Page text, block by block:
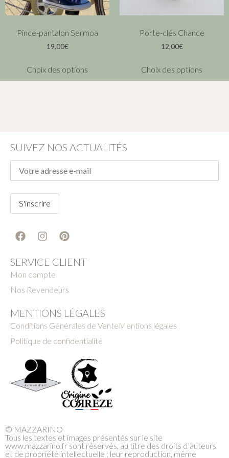
Pince-pantalon Sermoa
19,00€
Choix des options
Porte-clés Chance
12,00€
Choix des options
SUIVEZ NOS ACTUALITÉS
SERVICE CLIENT
Mon compte
Nos Revendeurs
MENTIONS LÉGALES
Conditions Générales de VenteMentions légales
Politique de confidentialité
© MAZZARINO
Tous les textes et images présentés sur le site
www.mazzarino.fr sont réservés, au titre des droits d’auteurs
et de propriété intellectuelle ; leur reproduction, même